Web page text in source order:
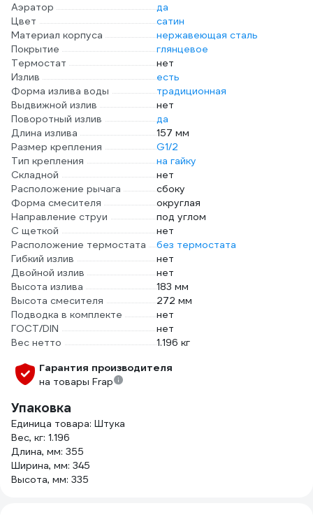
Аэратор
да
Цвет
сатин
Материал корпуса
нержавеющая сталь
Покрытие
глянцевое
Термостат
нет
Излив
есть
Форма излива воды
традиционная
Выдвижной излив
нет
Поворотный излив
да
Длина излива
157 мм
Размер крепления
G1/2
Тип крепления
на гайку
Складной
нет
Расположение рычага
сбоку
Форма смесителя
округлая
Направление струи
под углом
С щеткой
нет
Расположение термостата
без термостата
Гибкий излив
нет
Двойной излив
нет
Высота излива
183 мм
Высота смесителя
272 мм
Подводка в комплекте
нет
ГОСТ/DIN
нет
Вес нетто
1.196 кг
Гарантия производителя
на товары Frap
Упаковка
Единица товара: Штука
Вес, кг: 1.196
Длина, мм: 355
Ширина, мм: 345
Высота, мм: 335